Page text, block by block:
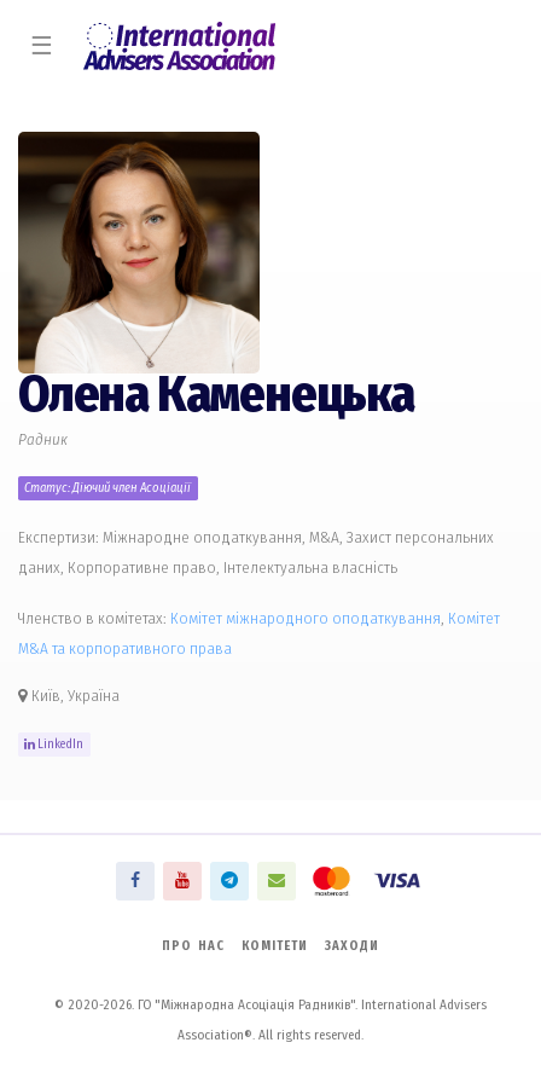
☰
Олена Каменецька
Радник
Статус: Діючий член Асоціації
Експертизи: Міжнародне оподаткування, M&A, Захист персональних
даних, Корпоративне право, Інтелектуальна власність
Членство в комітетах: Комiтет міжнародного оподаткування, Комiтет
M&A та корпоративного права
Київ, Україна
LinkedIn
ПРО НАС КОМІТЕТИ ЗАХОДИ
© 2020-2026. ГО "Міжнародна Асоціація Радників". International Advisers
Association®. All rights reserved.